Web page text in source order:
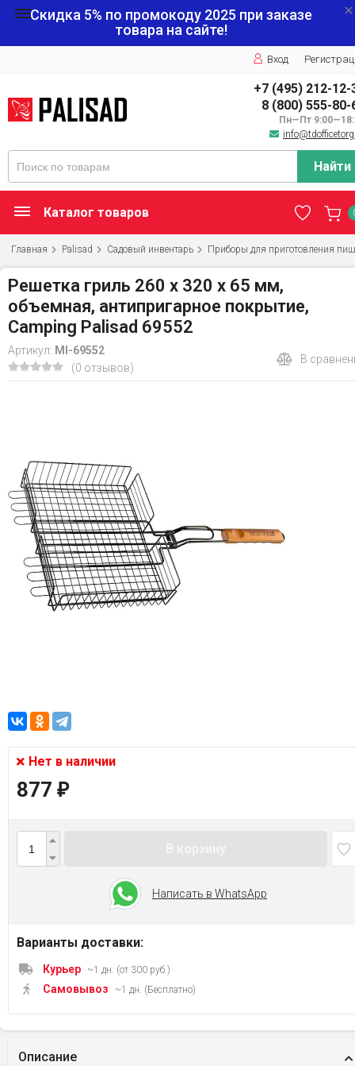
Скидка 5% по промокоду 2025 при заказе
товара на сайте!
Вход
+7 (495) 212-12-
8 (800) 555-80-
Пн—Пт
Найти
Каталог товаров
Главная Palisad Садовый инвентарь Приборы для приготовления
Решетка гриль 260 х 320 х 65 мм,
объемная, антипригарное покрытие,
Camping Palisad 69552
Артикул: MI-69552
(0 отзывов)
В
Нет в наличии
877 ₽
Написать в WhatsApp
Варианты доставки:
Курьер ~1 дн. (от 300 руб.)
Самовывоз ~1 дн. (Бесплатно)
Описание